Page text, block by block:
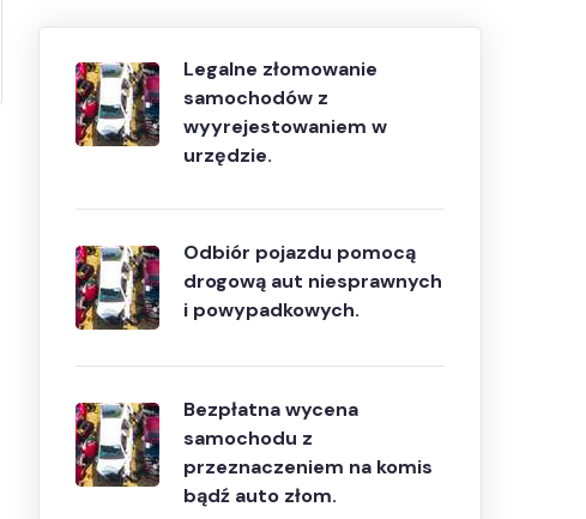
Legalne złomowanie
samochodów z
wyyrejestowaniem w
urzędzie.
Odbiór pojazdu pomocą
drogową aut niesprawnych
i powypadkowych.
Bezpłatna wycena
samochodu z
przeznaczeniem na komis
bądź auto złom.